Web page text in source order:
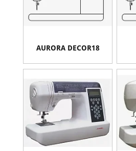
AURORA DECOR18